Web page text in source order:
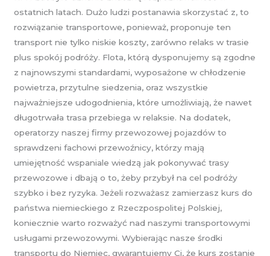
ostatnich latach. Dużo ludzi postanawia skorzystać z, to
rozwiązanie transportowe, ponieważ, proponuje ten
transport nie tylko niskie koszty, zarówno relaks w trasie
plus spokój podróży. Flota, którą dysponujemy są zgodne
z najnowszymi standardami, wyposażone w chłodzenie
powietrza, przytulne siedzenia, oraz wszystkie
najważniejsze udogodnienia, które umożliwiają, że nawet
długotrwała trasa przebiega w relaksie. Na dodatek,
operatorzy naszej firmy przewozowej pojazdów to
sprawdzeni fachowi przewoźnicy, którzy mają
umiejętność wspaniale wiedzą jak pokonywać trasy
przewozowe i dbają o to, żeby przybył na cel podróży
szybko i bez ryzyka. Jeżeli rozważasz zamierzasz kurs do
państwa niemieckiego z Rzeczpospolitej Polskiej,
koniecznie warto rozważyć nad naszymi transportowymi
usługami przewozowymi. Wybierając nasze środki
transportu do Niemiec, gwarantujemy Ci, że kurs zostanie